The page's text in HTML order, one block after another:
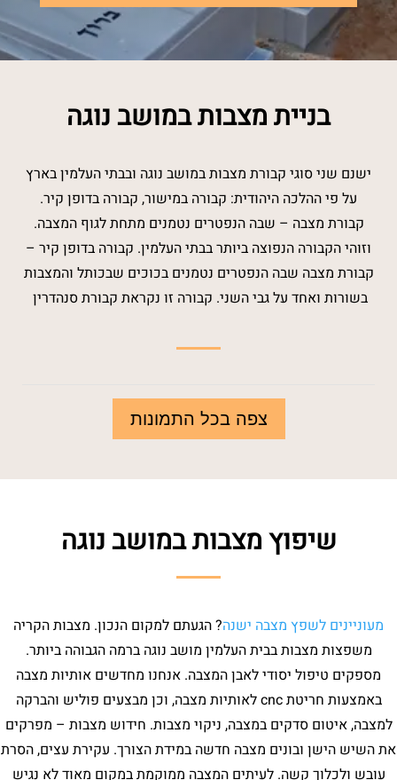
בניית מצבות במושב נוגה
ישנם שני סוגי קבורת מצבות במושב נוגה ובבתי העלמין בארץ
על פי ההלכה היהודית: קבורה במישור, קבורה בדופן קיר.
קבורת מצבה – שבה הנפטרים נטמנים מתחת לגוף המצבה.
וזוהי הקבורה הנפוצה ביותר בבתי העלמין. קבורה בדופן קיר –
קבורת מצבה שבה הנפטרים נטמנים בכוכים שבכותל והמצבות
בשורות ואחד על גבי השני. קבורה זו נקראת קבורת סנהדרין
צפה בכל התמונות
שיפוץ מצבות במושב נוגה
מעוניינים לשפץ מצבה ישנה? הגעתם למקום הנכון. מצבות הקריה
משפצות מצבות בבית העלמין מושב נוגה ברמה הגבוהה ביותר.
מספקים טיפול יסודי לאבן המצבה. אנחנו מחדשים אותיות מצבה
באמצעות חריטת cnc לאותיות מצבה, וכן מבצעים פוליש והברקה
למצבה, איטום סדקים במצבה, ניקוי מצבות. חידוש מצבות – מפרקים
את השיש הישן ובונים מצבה חדשה במידת הצורך. עקירת עצים, הסרת
עובש ולכלוך קשה. לעיתים המצבה ממוקמת במקום מאוד לא נגיש